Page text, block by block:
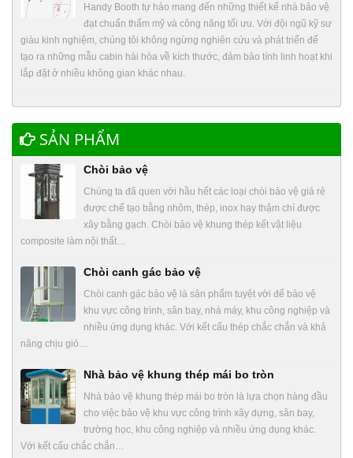
Handy Booth tự hào mang đến những thiết kế nhà bảo vệ
đạt chuẩn thẩm mỹ và công năng tối ưu. Với đội ngũ kỹ sư
giàu kinh nghiệm, chúng tôi không ngừng nghiên cứu và phát triển để
tạo ra những mẫu cabin hài hòa về kích thước, đảm bảo tính linh hoạt khi
lắp đặt ở nhiều không gian khác nhau.
SẢN PHẨM
Chòi bảo vệ
Chúng ta đã quen với hầu hết các loại chòi bảo vệ giá rẻ
được chế tạo bằng nhôm, thép, inox hay thậm chí được
xây bằng gạch. Chòi bảo vệ khung thép kết vật liệu
composite làm nội thất…
Chòi canh gác bảo vệ
Chòi canh gác bảo vệ là sản phẩm tuyệt vời để bảo vệ
khu vực công trình, sân bay, nhà máy, khu công nghiệp và
nhiều ứng dụng khác. Với kết cấu thép chắc chắn và khả
năng chịu gió…
Nhà bảo vệ khung thép mái bo tròn
Nhà bảo vệ khung thép mái bo tròn là lựa chọn hàng đầu
cho việc bảo vệ khu vực công trình xây dựng, sân bay,
trường học, khu công nghiệp và nhiều ứng dụng khác.
Với kết cấu chắc chắn…